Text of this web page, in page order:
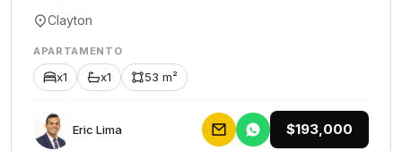
Clayton
APARTAMENTO
x1 x1 53 m²
Eric Lima $193,000